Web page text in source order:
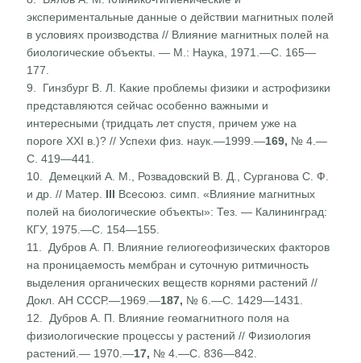
экспериментальные данные о действии магнитных полей
в условиях производ­ства // Влияние магнитных полей на
биологические объек­ты. — М.: Наука, 1971.—С. 165—
177.
9. Гинзбург В. Л. Какие проблемы физики и астрофизики
представляются сейчас особенно важными и
интересными (тридцать лет спустя, причем уже на
пороге XXI в.)? // Успехи физ. наук.—1999.—169, № 4.—
С. 419—441.
10. Демецкий А. М., Розвадовский В. Д., Сурганова С. Ф.
и др. // Матер. III Всесоюз. симп. «Влияние магнитных
полей на биологические объекты»: Тез. — Калининград:
КГУ, 1975.—С. 154—155.
11. Дубров А. П. Влияние гелиогеофизических факторов
на проницаемость мембран и суточную ритмичность
выделе­ния органических веществ корнями растений //
Докл. АН СССР.—1969.—187, № 6.—С. 1429—1431.
12. Дубров А. П. Влияние геомагнитного поля на
физиологиче­ские процессы у растений // Физиология
растений.— 1970.—17, № 4.—С. 836—842.